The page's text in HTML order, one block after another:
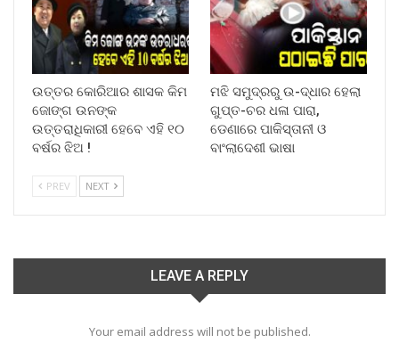
ଉତ୍ତର କୋରିଆର ଶାସକ କିମ
ଜୋଙ୍ଗ ଉନଙ୍କ
ଉତ୍ତରାଧିକାରୀ ହେବେ ଏହି ୧୦
ବର୍ଷର ଝିଅ !
ମଝି ସମୁଦ୍ରରୁ ଉ-ଦ୍ଧାର ହେଲା
ଗୁପ୍ତ-ଚର ଧଳା ପାରା,
ଡେଣାରେ ପାକିସ୍ତାନୀ ଓ
ବାଂଲାଦେଶୀ ଭାଷା
PREV NEXT
LEAVE A REPLY
Your email address will not be published.